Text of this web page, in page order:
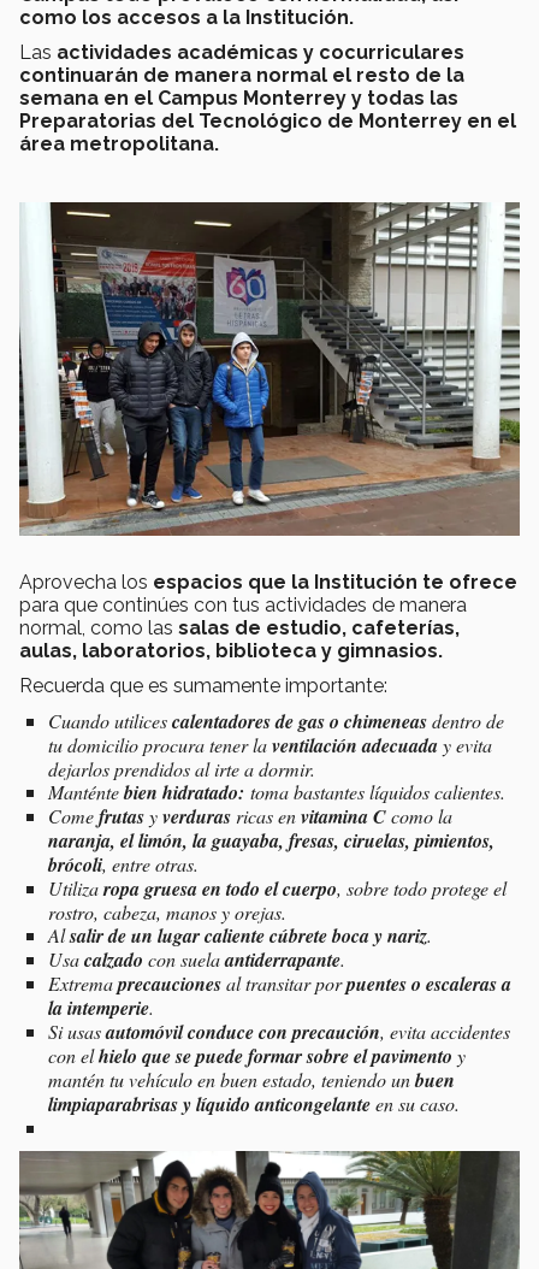
como los accesos a la Institución.
Las actividades académicas y cocurriculares
continuarán de manera normal el resto de la
semana en el Campus Monterrey y todas las
Preparatorias del Tecnológico de Monterrey en el
área metropolitana.
Aprovecha los espacios que la Institución te ofrece
para que continúes con tus actividades de manera
normal, como las salas de estudio, cafeterías,
aulas, laboratorios, biblioteca y gimnasios.
Recuerda que es sumamente importante:
Cuando utilicescalentadores de gas o chimeneasdentro de
tu domicilio procura tener laventilación adecuaday evita
dejarlos prendidos al irte a dormir.
Manténtebien hidratado: toma bastantes líquidos calientes.
Comefrutasyverduras ricas envitamina Ccomo la
naranja, el limón, la guayaba, fresas, ciruelas, pimientos,
brócoli, entre otras.
Utilizaropa gruesa en todo el cuerpo, sobre todo protege el
rostro, cabeza, manos y orejas.
Alsalir de un lugar caliente cúbrete boca y nariz.
Usacalzado con suelaantiderrapante.
Extremaprecaucionesal transitar porpuentes o escaleras a
la intemperie.
Si usasautomóvil conduce con precaución, evita accidentes
con elhielo que se puede formar sobre el pavimento y
mantén tu vehículo en buen estado, teniendo unbuen
limpiaparabrisas y líquido anticongelanteen su caso.